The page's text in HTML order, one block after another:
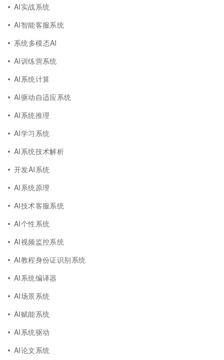
AI实战系统
AI智能客服系统
系统多模态AI
AI训练营系统
AI系统计算
AI驱动自适应系统
AI系统推理
AI学习系统
AI系统技术解析
开发AI系统
AI系统原理
AI技术客服系统
AI个性系统
AI视频监控系统
AI教程身份证识别系统
AI系统编译器
AI场景系统
AI赋能系统
AI系统驱动
AI论文系统